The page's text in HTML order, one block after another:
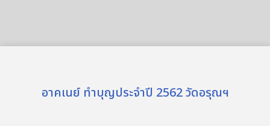
อาคเนย์ ทำบุญประจำปี 2562 วัดอรุณฯ